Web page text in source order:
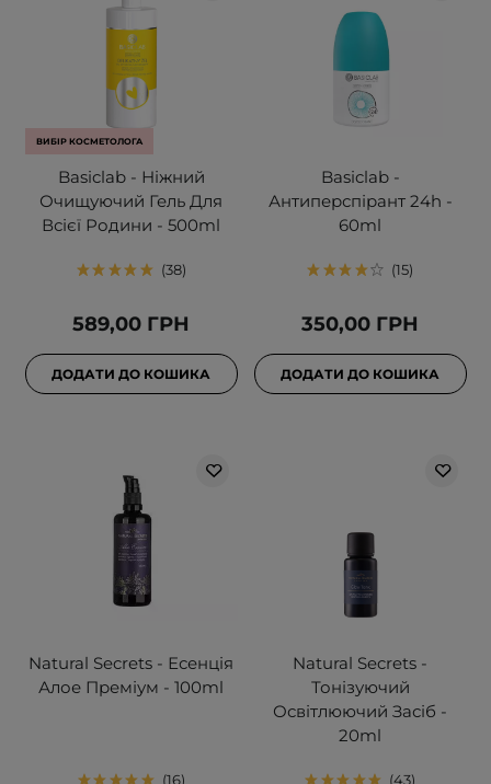
ВИБІР КОСМЕТОЛОГА
Basiclab - Ніжний
Очищуючий Гель Для
Всієї Родини - 500ml
38
589,00 ГРН
ДОДАТИ ДО КОШИКА
Basiclab -
Антиперспірант 24h -
60ml
15
350,00 ГРН
ДОДАТИ ДО КОШИКА
Natural Secrets - Есенція
Алое Преміум - 100ml
16
Natural Secrets -
Тонізуючий
Освітлюючий Засіб -
20ml
43